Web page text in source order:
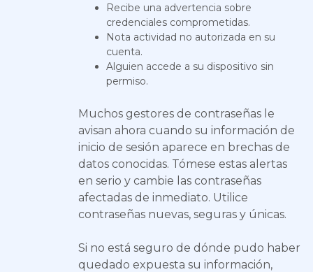
Recibe una advertencia sobre
credenciales comprometidas.
Nota actividad no autorizada en su
cuenta.
Alguien accede a su dispositivo sin
permiso.
Muchos gestores de contraseñas le
avisan ahora cuando su información de
inicio de sesión aparece en brechas de
datos conocidas. Tómese estas alertas
en serio y cambie las contraseñas
afectadas de inmediato. Utilice
contraseñas nuevas, seguras y únicas.
Si no está seguro de dónde pudo haber
quedado expuesta su información,